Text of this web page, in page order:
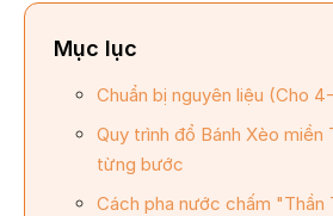
Mục lục
Chuẩn bị nguyên liệu (Cho
Quy trình đổ Bánh Xèo miền
từng bước
Cách pha nước chấm "Thần